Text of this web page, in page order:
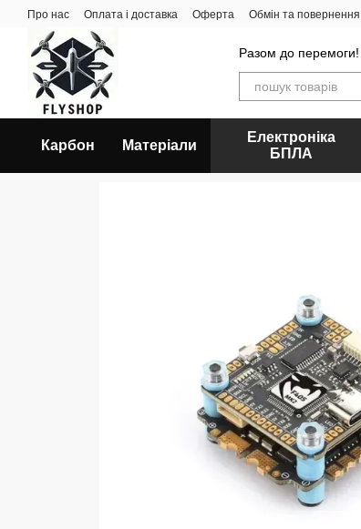
Перейти до основного контенту
Про нас Оплата і доставка Оферта Обмін та повернення
Разом до перемоги!
Карбон Матеріали
Електроніка
БПЛА